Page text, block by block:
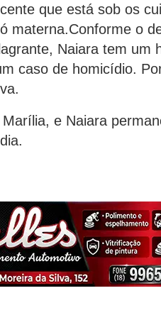
que está sob os
materna.Conforme o
Naiara tem um
caso de homicídio.
e Naiara